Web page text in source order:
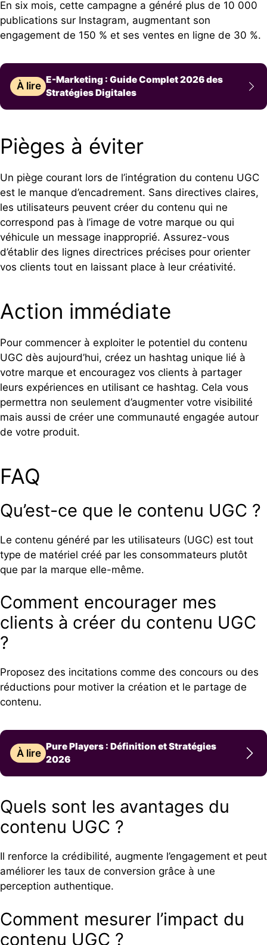
En six mois, cette campagne a généré plus de 10 000
publications sur Instagram, augmentant son
engagement de 150 % et ses ventes en ligne de 30 %.
À lire
E-Marketing : Guide Complet 2026 des
Stratégies Digitales
Pièges à éviter
Un piège courant lors de l’intégration du contenu UGC
est le manque d’encadrement. Sans directives claires,
les utilisateurs peuvent créer du contenu qui ne
correspond pas à l’image de votre marque ou qui
véhicule un message inapproprié. Assurez-vous
d’établir des lignes directrices précises pour orienter
vos clients tout en laissant place à leur créativité.
Action immédiate
Pour commencer à exploiter le potentiel du contenu
UGC dès aujourd’hui, créez un hashtag unique lié à
votre marque et encouragez vos clients à partager
leurs expériences en utilisant ce hashtag. Cela vous
permettra non seulement d’augmenter votre visibilité
mais aussi de créer une communauté engagée autour
de votre produit.
FAQ
Qu’est-ce que le contenu UGC ?
Le contenu généré par les utilisateurs (UGC) est tout
type de matériel créé par les consommateurs plutôt
que par la marque elle-même.
Comment encourager mes
clients à créer du contenu UGC
?
Proposez des incitations comme des concours ou des
réductions pour motiver la création et le partage de
contenu.
À lire
Pure Players : Définition et Stratégies
2026
Quels sont les avantages du
contenu UGC ?
Il renforce la crédibilité, augmente l’engagement et peut
améliorer les taux de conversion grâce à une
perception authentique.
Comment mesurer l’impact du
contenu UGC ?